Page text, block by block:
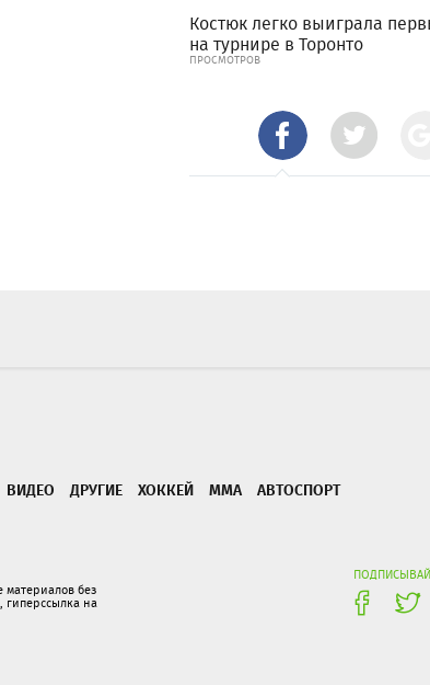
Костюк легко выиграла
на турнире в Торонто
ПРОСМОТРОВ
ВИДЕО ДРУГИЕ ХОККЕЙ ММА АВТОСПОРТ
без
на